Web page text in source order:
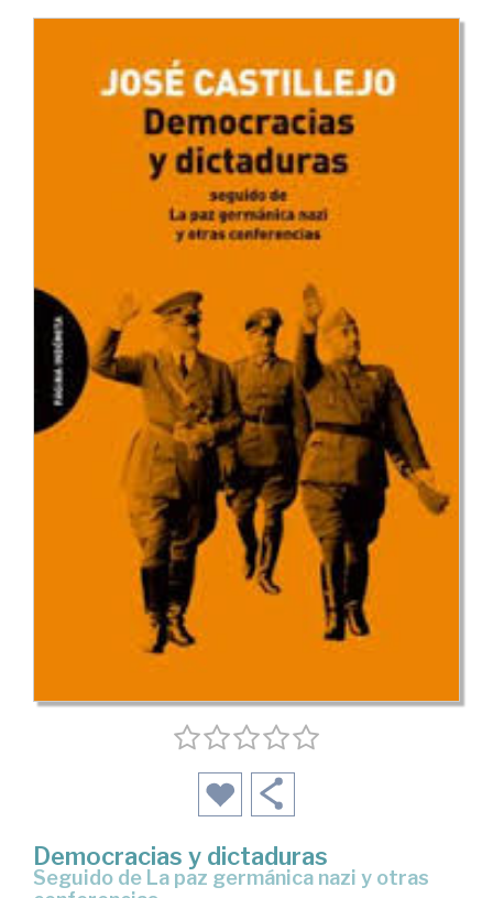
Democracias y dictaduras
Seguido de La paz germánica nazi y otras